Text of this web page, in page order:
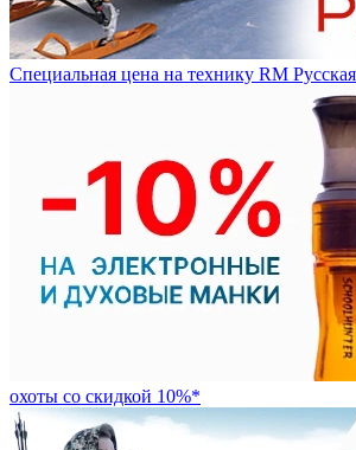
Специальная цена на технику RM
охоты со скидкой 10%*